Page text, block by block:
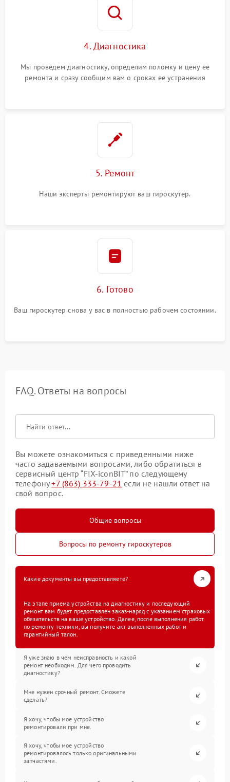
4. Диагностика
Мы проведем диагностику, определим поломку и цену ее
ремонта и сразу сообщим вам о сроках ее устранения
5. Ремонт
Наши эксперты ремонтируют ваш гироскутер.
6. Готово
Ваш гироскутер снова у вас в полностью рабочем состоянии.
FAQ. Ответы на вопросы
Вы можете ознакомиться с приведенными ниже
часто задаваемыми вопросами, либо обратиться в
сервисный центр “FIX-iconBIT” по следующему
телефону+7 (863) 333-79-21 если не нашли ответ на
свой вопрос.
Общие вопросы
Вопросы по ремонту гироскутеров
Какие документы вы предоставляете?
На этапе приема устройства на диагностику и последующий
ремонт вам будет предоставлен заказ-наряд с указанием страховых
обязательств на ваше устройство. Далее, после выполнения работ
по ремонту техники, вы получите акт выполненных работ и
гарантийный талон.
Я уже знаю в чем неисправность и какой
ремонт необходим. Для чего проводить
диагностику?
Мне нужен срочный ремонт. Сможете
сделать?
Я хочу, чтобы мое устройство
ремонтировали при мне.
Я хочу, чтобы мое устройство
ремонтировалось только оригинальными
запчастями.